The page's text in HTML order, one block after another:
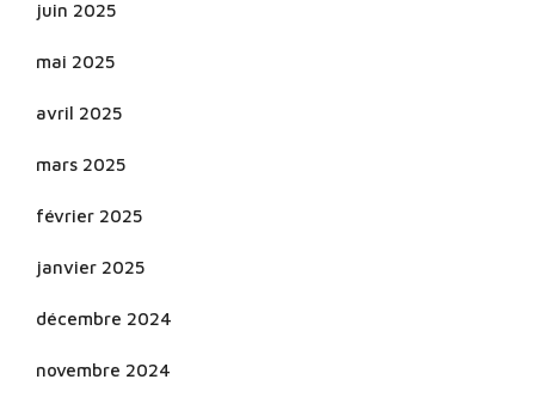
juin 2025
mai 2025
avril 2025
mars 2025
février 2025
janvier 2025
décembre 2024
novembre 2024